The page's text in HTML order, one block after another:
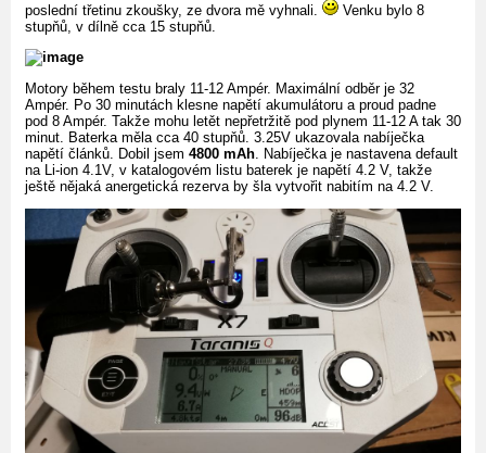
poslední třetinu zkoušky, ze dvora mě vyhnali.
Venku bylo 8
stupňů, v dílně cca 15 stupňů.
Motory během testu braly 11-12 Ampér. Maximální odběr je 32
Ampér. Po 30 minutách klesne napětí akumulátoru a proud padne
pod 8 Ampér. Takže mohu letět nepřetržitě pod plynem 11-12 A tak 30
minut. Baterka měla cca 40 stupňů. 3.25V ukazovala nabíječka
napětí článků. Dobil jsem 4800 mAh . Nabíječka je nastavena default
na Li-ion 4.1V, v katalogovém listu baterek je napětí 4.2 V, takže
ještě nějaká anergetická rezerva by šla vytvořit nabitím na 4.2 V.